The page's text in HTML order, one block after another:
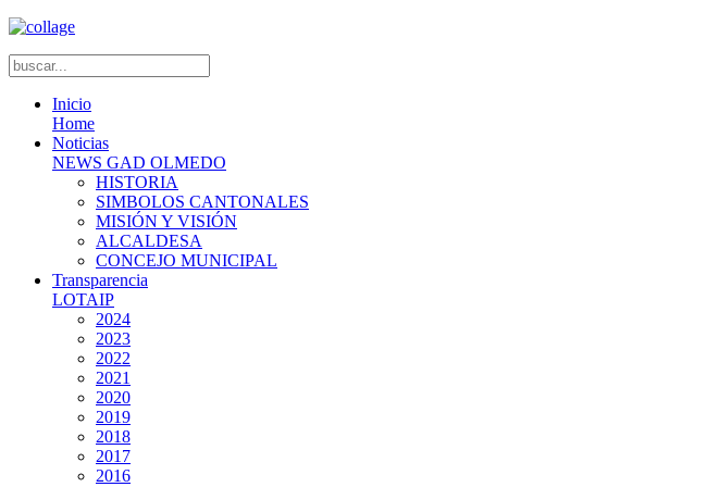
Inicio
Home
Noticias
NEWS GAD OLMEDO
HISTORIA
SIMBOLOS CANTONALES
MISIÓN Y VISIÓN
ALCALDESA
CONCEJO MUNICIPAL
Transparencia
LOTAIP
2024
2023
2022
2021
2020
2019
2018
2017
2016